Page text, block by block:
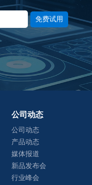
免费试用
公司动态
公司动态
产品动态
媒体报道
新品发布会
行业峰会